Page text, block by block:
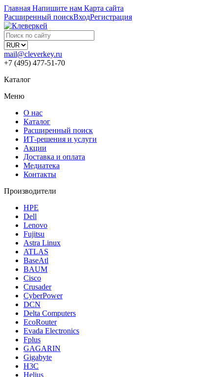
Главная Напишите нам Карта сайта
Расширенный поискВходРегистрация
mail@cleverkey.ru
+7 (495) 477-51-70
Каталог
Меню
О нас
Каталог
Расширенный поиск
ИТ-решения и услуги
Акции
Доставка и оплата
Медиатека
Контакты
Производители
HPE
Dell
Lenovo
Fujitsu
Astra Linux
ATLAS
BaseAtl
BAUM
Cisco
Crusader
CyberPower
DCN
Delta Computers
EcoRouter
Evada Electronics
Fplus
GAGARIN
Gigabyte
H3C
Helius